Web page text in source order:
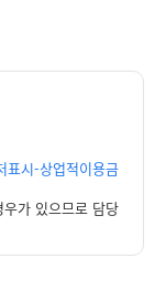
표시-상업적이용금
가 있으므로 담당